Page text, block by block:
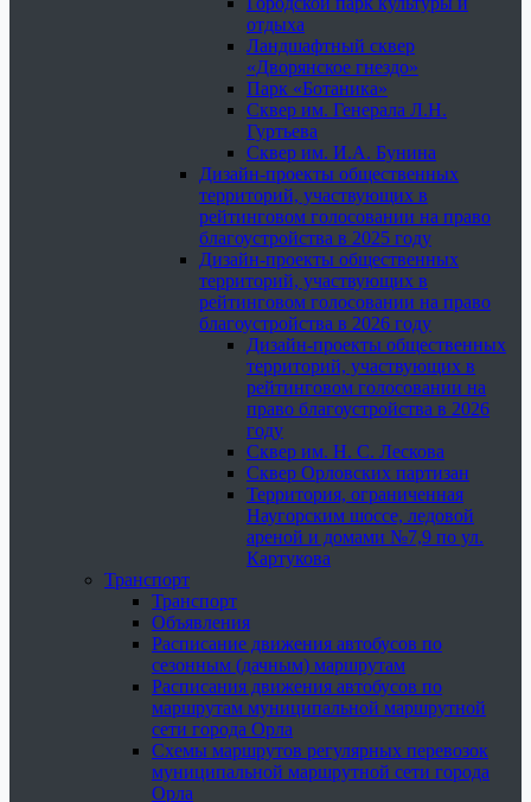
отдыха
Ландшафтный сквер
«Дворянское гнездо»
Парк «Ботаника»
Сквер им. Генерала Л.Н.
Гуртьева
Сквер им. И.А. Бунина
Дизайн-проекты общественных
территорий, участвующих в
рейтинговом голосовании на право
благоустройства в 2025 году
Дизайн-проекты общественных
территорий, участвующих в
рейтинговом голосовании на право
благоустройства в 2026 году
Дизайн-проекты общественных
территорий, участвующих в
рейтинговом голосовании на
право благоустройства в 2026
году
Сквер им. Н. С. Лескова
Сквер Орловских партизан
Территория, ограниченная
Наугорским шоссе, ледовой
ареной и домами №7,9 по ул.
Картукова
Транспорт
Транспорт
Объявления
Расписание движения автобусов по
сезонным (дачным) маршрутам
Расписания движения автобусов по
маршрутам муниципальной маршрутной
сети города Орла
Схемы маршрутов регулярных перевозок
муниципальной маршрутной сети города
Орла